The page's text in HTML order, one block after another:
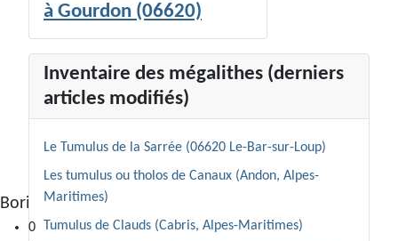
Borie, plateau de Calern (Cipières)
0
à Gourdon (06620)
Inventaire des mégalithes (derniers
articles modifiés)
Le Tumulus de la Sarrée (06620 Le-Bar-sur-Loup)
Les tumulus ou tholos de Canaux (Andon, Alpes-
Maritimes)
Tumulus de Clauds (Cabris, Alpes-Maritimes)